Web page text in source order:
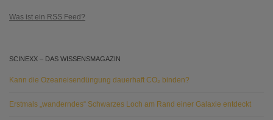
Was ist ein RSS Feed?
SCINEXX – DAS WISSENSMAGAZIN
Kann die Ozeaneisendüngung dauerhaft CO₂ binden?
Erstmals „wanderndes“ Schwarzes Loch am Rand einer Galaxie entdeckt